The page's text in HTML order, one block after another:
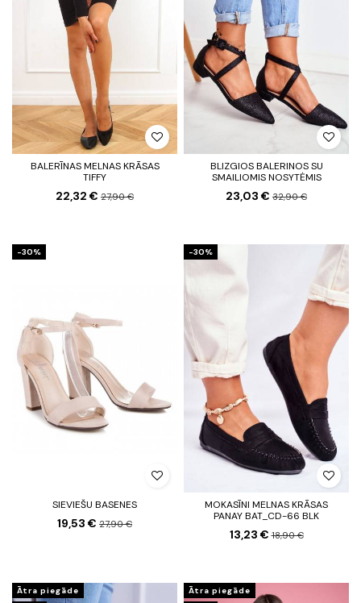
BALERĪNAS MELNAS KRĀSAS
TIFFY
22,32 € 27,90 €
BLIZGIOS BALERINOS SU
SMAILIOMIS NOSYTĖMIS
23,03 € 32,90 €
-30%
SIEVIEŠU BASENES
19,53 € 27,90 €
-30%
MOKASĪNI MELNAS KRĀSAS
PANAY BAT_CD-66 BLK
13,23 €18,90 €
Ātra piegāde
Ātra piegāde